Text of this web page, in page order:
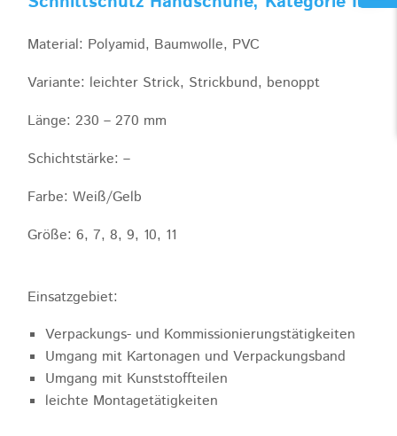
Material: Polyamid, Baumwolle, PVC
Variante: leichter Strick, Strickbund, benoppt
Länge: 230 – 270 mm
Schichtstärke: –
Farbe: Weiß/Gelb
Größe: 6, 7, 8, 9, 10, 11
Einsatzgebiet:
Verpackungs- und Kommissionierungstätigkeiten
Umgang mit Kartonagen und Verpackungsband
Umgang mit Kunststoffteilen
leichte Montagetätigkeiten